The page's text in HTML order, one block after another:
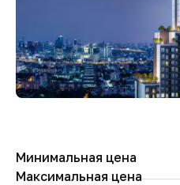
Минимальная цена
Максимальная цена